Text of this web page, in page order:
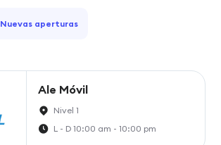
Nuevas aperturas
Ale Móvil
Nivel 1
L - D 10:00 am - 10:00 pm